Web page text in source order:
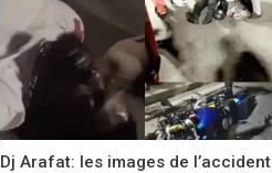
Dj Arafat: les images de l’accident